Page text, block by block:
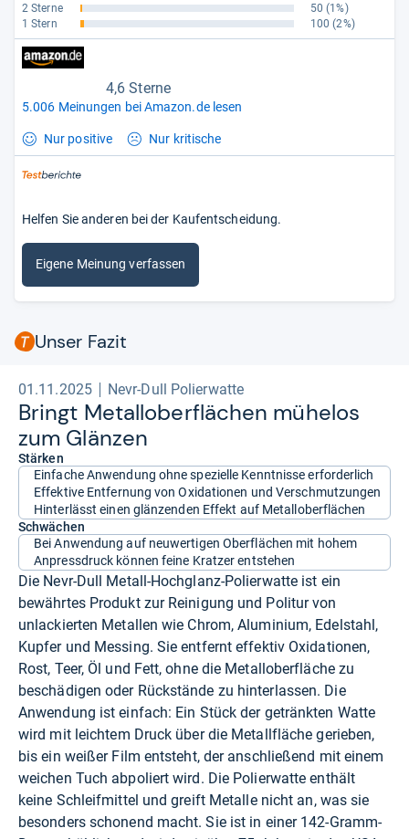
2 Sterne
50 (1%)
1 Stern
100 (2%)
4,6 Sterne
5.006 Meinungen bei Amazon.de lesen
Nur positive Nur kritische
Helfen Sie anderen bei der Kaufentscheidung.
Eigene Meinung verfassen
Unser Fazit
01.11.2025 Nevr-Dull Polierwatte
Bringt Metal­lo­ber­flä­chen mühe­los
zum Glän­zen
Stärken
Einfache Anwendung ohne spezielle Kenntnisse erforderlich
Effektive Entfernung von Oxidationen und Verschmutzungen
Hinterlässt einen glänzenden Effekt auf Metalloberflächen
Schwächen
Bei Anwendung auf neuwertigen Oberflächen mit hohem
Anpressdruck können feine Kratzer entstehen
Die Nevr-Dull Metall-Hochglanz-Polierwatte ist ein
bewährtes Produkt zur Reinigung und Politur von
unlackierten Metallen wie Chrom, Aluminium, Edelstahl,
Kupfer und Messing. Sie entfernt effektiv Oxidationen,
Rost, Teer, Öl und Fett, ohne die Metalloberfläche zu
beschädigen oder Rückstände zu hinterlassen. Die
Anwendung ist einfach: Ein Stück der getränkten Watte
wird mit leichtem Druck über die Metallfläche gerieben,
bis ein weißer Film entsteht, der anschließend mit einem
weichen Tuch abpoliert wird. Die Polierwatte enthält
keine Schleifmittel und greift Metalle nicht an, was sie
besonders schonend macht. Sie ist in einer 142-Gramm-